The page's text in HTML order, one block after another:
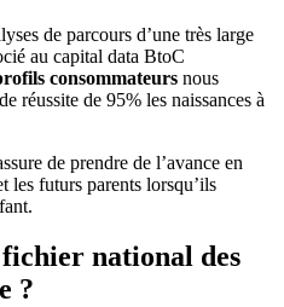
de parcours d’une très large
au capital data BtoC
consommateurs nous
réussite de 95% les naissances à
de prendre de l’avance en
les futurs parents lorsqu’ils
national des
?